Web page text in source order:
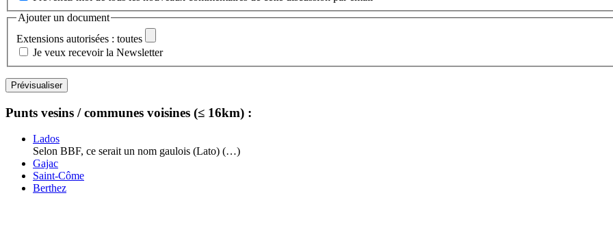
Ajouter un document
Extensions autorisées : toutes
Je veux recevoir la Newsletter
Punts vesins / communes voisines (≤ 16km) :
Lados
Selon BBF, ce serait un nom gaulois (Lato) (…)
Gajac
Saint-Côme
Berthez